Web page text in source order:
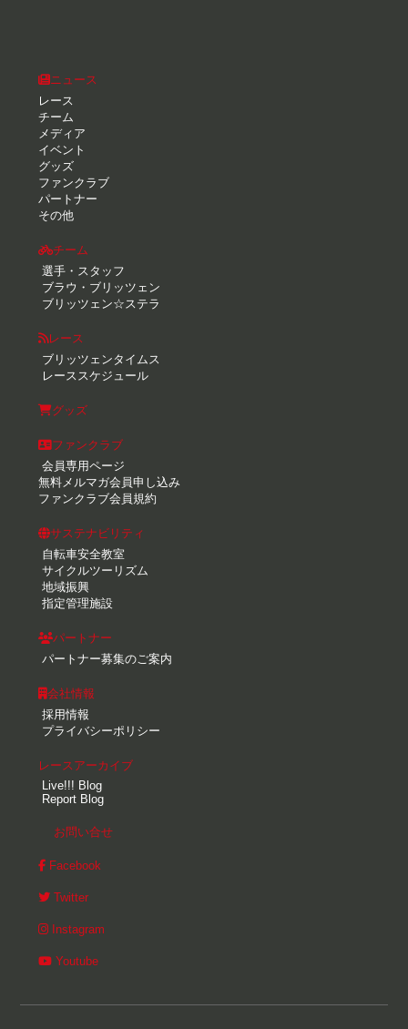
ニュース
レース
チーム
メディア
イベント
グッズ
ファンクラブ
パートナー
その他
チーム
選手・スタッフ
ブラウ・ブリッツェン
ブリッツェン☆ステラ
レース
ブリッツェンタイムス
レーススケジュール
グッズ
ファンクラブ
会員専用ページ
無料メルマガ会員申し込み
ファンクラブ会員規約
サステナビリティ
自転車安全教室
サイクルツーリズム
地域振興
指定管理施設
パートナー
パートナー募集のご案内
会社情報
採用情報
プライバシーポリシー
レースアーカイブ
Live!!! Blog
Report Blog
お問い合せ
Facebook
Twitter
Instagram
Youtube